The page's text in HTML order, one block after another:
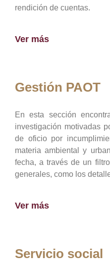
rendición de cuentas.
Ver más
Gestión PAOT
En esta sección
investigación motivadas
de oficio por
materia ambiental y
fecha, a través de un
generales, como los
Ver más
Servicio social